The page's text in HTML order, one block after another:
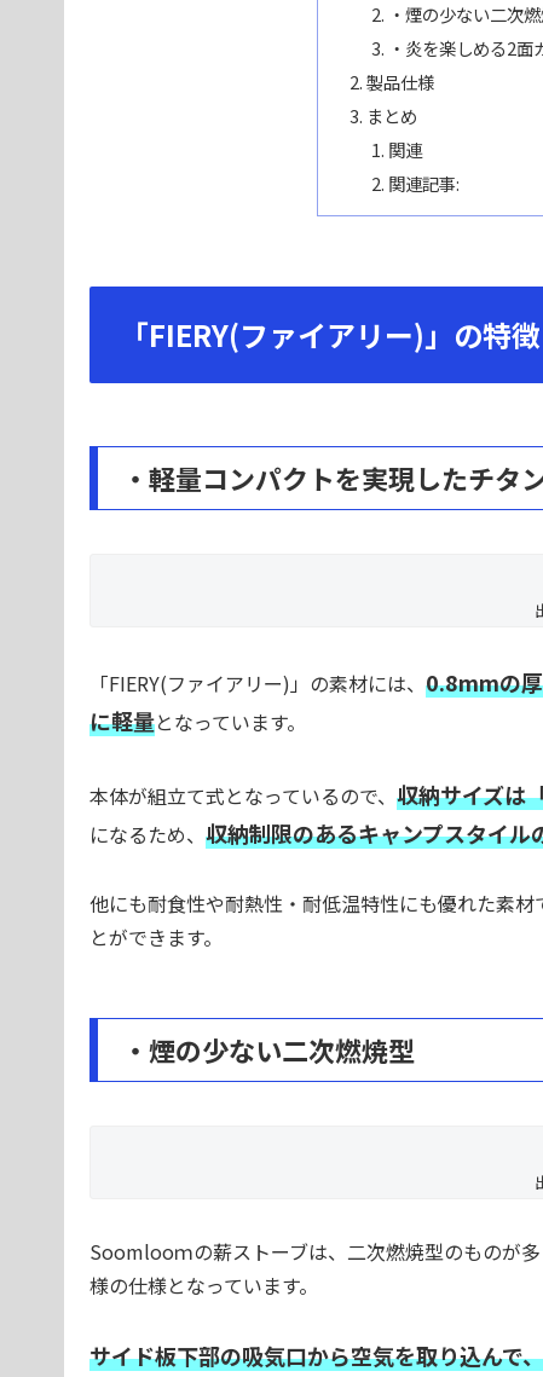
・煙の少ない二次
・炎を楽しめる2面
製品仕様
まとめ
関連
関連記事:
「FIERY(ファイアリー)」の特徴
・軽量コンパクトを実現したチタ
「FIERY(ファイアリー)」の素材には、 0.8mmの
に軽量となっています。
本体が組立て式となっているので、 収納サイズは
になるため、 収納制限のあるキャンプスタイ
他にも耐食性や耐熱性・耐低温特性にも優れた素
とができます。
・煙の少ない二次燃焼型
Soomlooｍの薪ストーブは、二次燃焼型のものが
様の仕様となっています。
サイド板下部の吸気口から空気を取り込んで